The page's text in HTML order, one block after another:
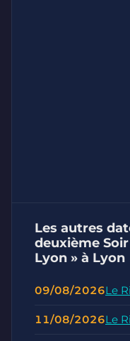
Les autres
deuxième
Lyon » à Lyon
09/08/2026Le
11/08/2026Le